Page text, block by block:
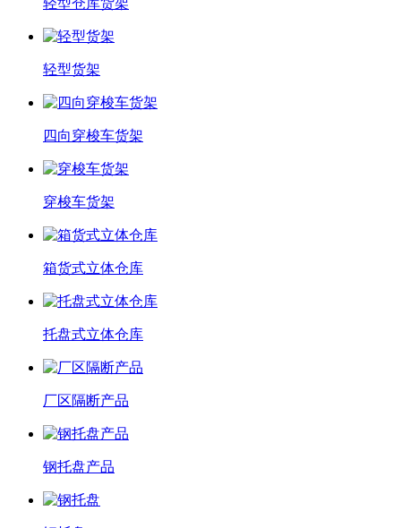
轻型仓库货架
轻型货架
四向穿梭车货架
穿梭车货架
箱货式立体仓库
托盘式立体仓库
厂区隔断产品
钢托盘产品